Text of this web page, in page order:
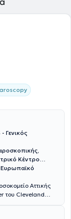
Γενικός
Κέντρο
Ευρωπαϊκό
Αττικής
του Cleveland
Πανεπιστημίου